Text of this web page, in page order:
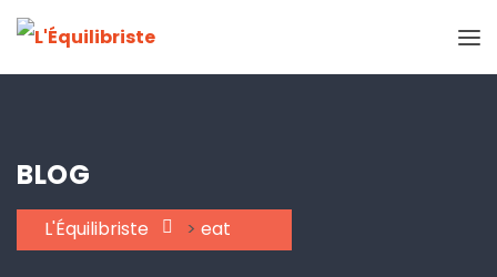
BLOG
L'Équilibriste > eat